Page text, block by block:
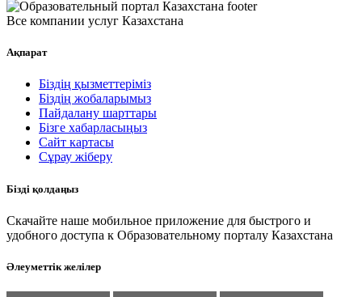
Все компании услуг Казахстана
Ақпарат
Біздің қызметтеріміз
Біздің жобаларымыз
Пайдалану шарттары
Бізге хабарласыңыз
Сайт картасы
Сұрау жіберу
Бізді қолдаңыз
Скачайте наше мобильное приложение для быстрого и
удобного доступа к Образовательному порталу Казахстана
Әлеуметтік желілер